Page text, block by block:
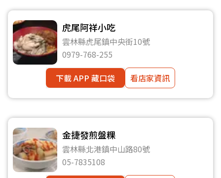
虎尾阿祥小吃
雲林縣虎尾鎮中央街10號
0979-768-255
下載 APP 藏口袋
看店家資訊
金捷發煎盤粿
雲林縣北港鎮中山路80號
05-7835108